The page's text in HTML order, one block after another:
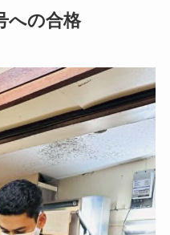
への合格